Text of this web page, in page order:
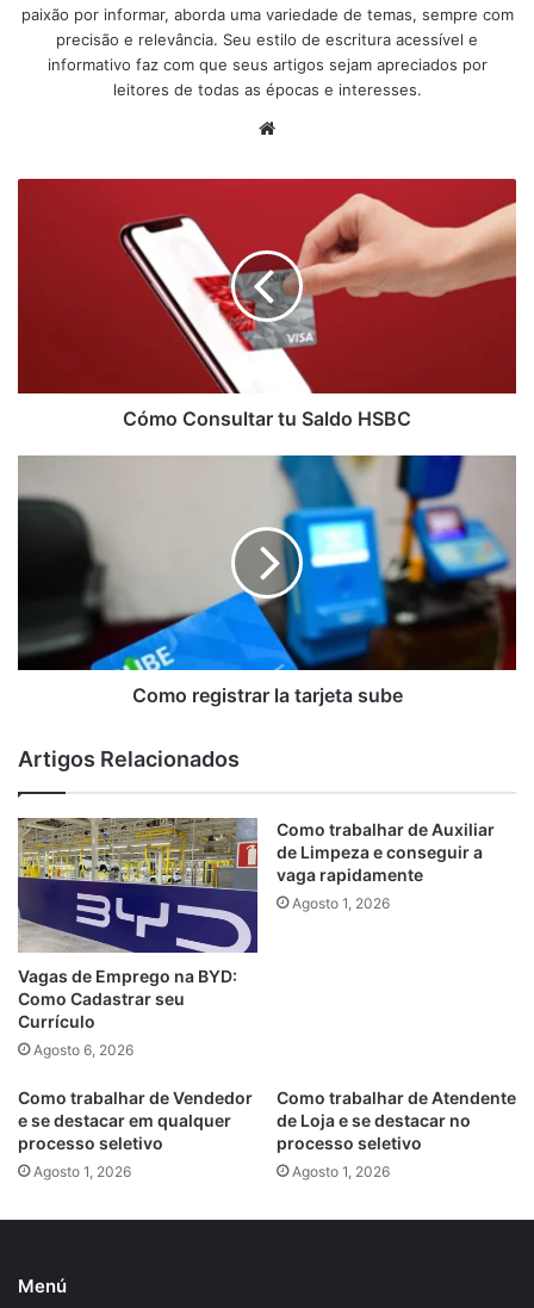
paixão por informar, aborda uma variedade de temas, sempre com
precisão e relevância. Seu estilo de escritura acessível e
informativo faz com que seus artigos sejam apreciados por
leitores de todas as épocas e interesses.
Cómo Consultar tu Saldo HSBC
Como registrar la tarjeta sube
Artigos Relacionados
Vagas de Emprego na BYD:
Como Cadastrar seu
Currículo
Agosto 6, 2026
Como trabalhar de Auxiliar
de Limpeza e conseguir a
vaga rapidamente
Agosto 1, 2026
Como trabalhar de Vendedor
e se destacar em qualquer
processo seletivo
Agosto 1, 2026
Como trabalhar de Atendente
de Loja e se destacar no
processo seletivo
Agosto 1, 2026
Menú